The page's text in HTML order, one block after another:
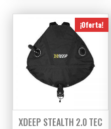
¡Oferta!
XDEEP STEALTH 2.0 TEC